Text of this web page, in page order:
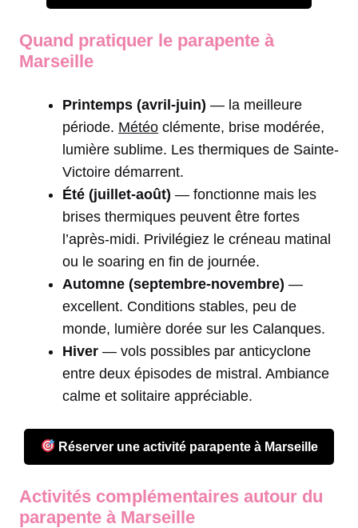
Quand pratiquer le parapente à
Marseille
Printemps (avril-juin) — la meilleure
période. Météo clémente, brise modérée,
lumière sublime. Les thermiques de Sainte-
Victoire démarrent.
Été (juillet-août) — fonctionne mais les
brises thermiques peuvent être fortes
l’après-midi. Privilégiez le créneau matinal
ou le soaring en fin de journée.
Automne (septembre-novembre) —
excellent. Conditions stables, peu de
monde, lumière dorée sur les Calanques.
Hiver — vols possibles par anticyclone
entre deux épisodes de mistral. Ambiance
calme et solitaire appréciable.
Réserver une activité parapente à Marseille
Activités complémentaires autour du
parapente à Marseille